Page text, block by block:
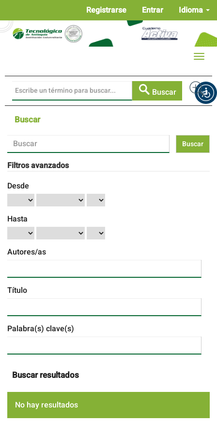
Contenido
principal
Idioma
Registrarse Entrar
Buscar
Toggle
Buscar
Buscar
artículos
por
Filtros avanzados
Desde
Hasta
Autores/as
Título
Palabra(s) clave(s)
Buscar resultados
No hay resultados